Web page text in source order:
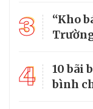
3
“Kho
4
10 bãi
bình